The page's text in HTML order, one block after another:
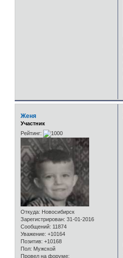
Женя
Участник
Рейтинг:
Откуда: Новосибирск
Зарегистрирован: 31-01-2016
Сообщений: 11874
Уважение: +10164
Позитив: +10168
Пол: Мужской
Провел на форуме: